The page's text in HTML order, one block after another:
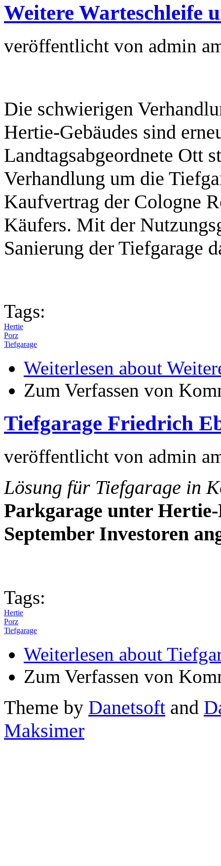
Weitere Warteschleife
veröffentlicht von admin
Die schwierigen
Hertie-Gebäudes sind
Landtagsabgeordnete Ott
Verhandlung um die
Kaufvertrag der Cologne
Käufers. Mit der
Sanierung der Tiefgarage
Tags:
Hertie
Porz
Tiefgarage
Weiterlesen about
Zum Verfassen von
Tiefgarage Friedrich
veröffentlicht von admin
Lösung für Tiefgarage in
Parkgarage unter
September Investoren
Tags:
Hertie
Porz
Tiefgarage
Weiterlesen about
Zum Verfassen von
Theme by Danetsoft and
Maksimer